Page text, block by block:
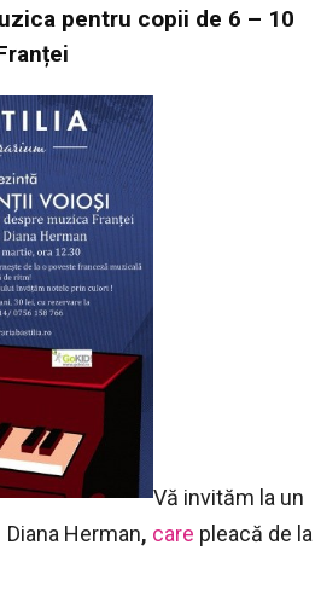
pentru copii de 6 – 10
Vă invităm la un
Herman, care pleacă de la